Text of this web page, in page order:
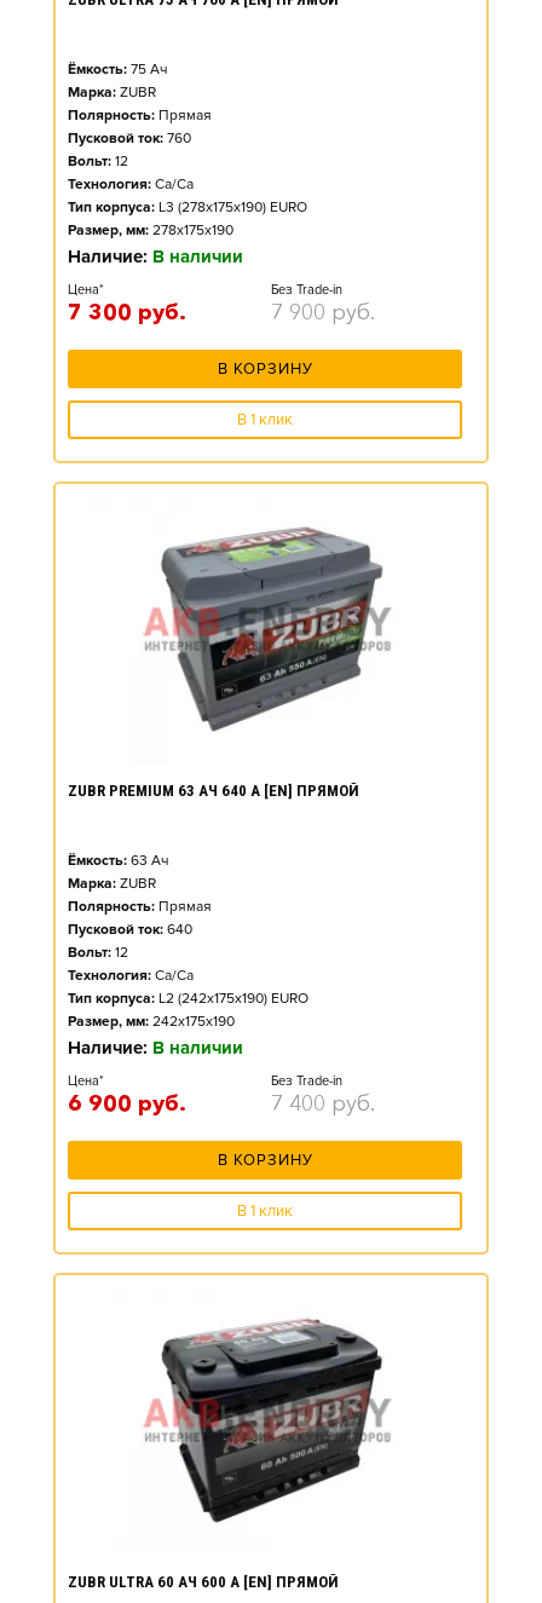
Ёмкость: 75 Ач
Марка: ZUBR
Полярность: Прямая
Пусковой ток: 760
Вольт: 12
Технология: Ca/Ca
Тип корпуса: L3 (278x175x190) EURO
Размер, мм: 278x175x190
Наличие: В наличии
Цена*
7 300 руб.
Без Trade-in
7 900 руб.
В КОРЗИНУ
В 1 клик
ZUBR PREMIUM 63 АЧ 640 А [EN] ПРЯМОЙ
Ёмкость: 63 Ач
Марка: ZUBR
Полярность: Прямая
Пусковой ток: 640
Вольт: 12
Технология: Ca/Ca
Тип корпуса: L2 (242x175x190) EURO
Размер, мм: 242x175x190
Наличие: В наличии
Цена*
6 900 руб.
Без Trade-in
7 400 руб.
В КОРЗИНУ
В 1 клик
ZUBR ULTRA 60 АЧ 600 А [EN] ПРЯМОЙ